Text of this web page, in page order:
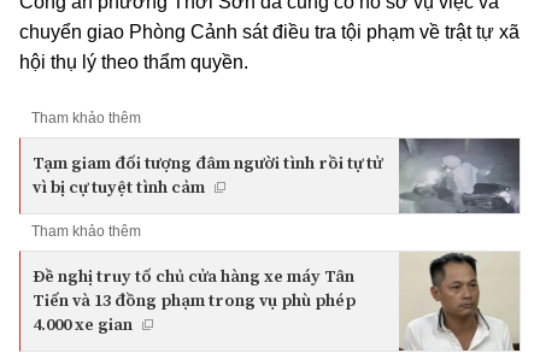
chuyển giao Phòng Cảnh sát điều tra tội phạm về trật tự xã
hội thụ lý theo thẩm quyền.
Tham khảo thêm
Tạm giam đối tượng đâm người tình rồi tự tử
vì bị cự tuyệt tình cảm
Tham khảo thêm
Đề nghị truy tố chủ cửa hàng xe máy Tân
Tiến và 13 đồng phạm trong vụ phù phép
4.000 xe gian